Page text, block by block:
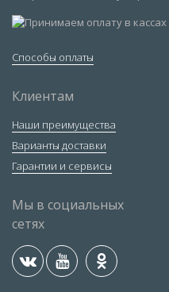
Способы оплаты
Клиентам
Наши преимущества
Варианты доставки
Гарантии и сервисы
Мы в социальных
сетях